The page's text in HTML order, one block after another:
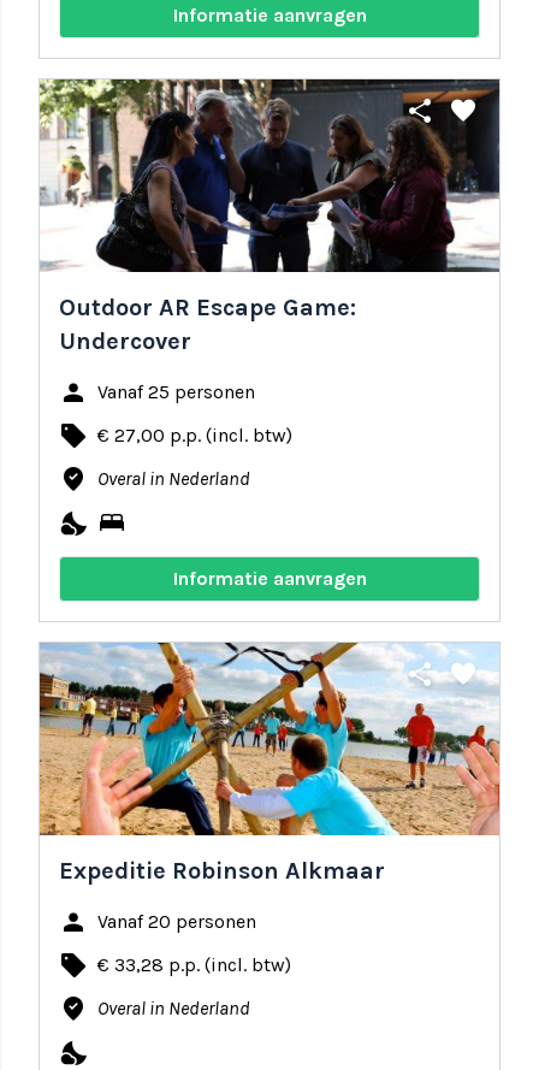
Informatie aanvragen
share favorite
Outdoor AR Escape Game:
Undercover
person Vanaf 25 personen
local_offer € 27,00 p.p. (incl. btw)
where_to_vote Overal in Nederland
nights_stay bed
Informatie aanvragen
share favorite
Expeditie Robinson Alkmaar
person Vanaf 20 personen
local_offer € 33,28 p.p. (incl. btw)
where_to_vote Overal in Nederland
nights_stay